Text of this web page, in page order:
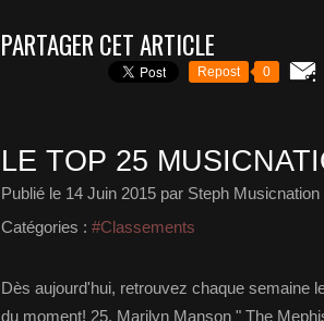
PARTAGER CET ARTICLE
Repost 0
LE TOP 25
Publié le 14 Juin 2015 par Steph Musicnation
Catégories : #Classements
Dès aujourd'hui, retrouvez chaque
du moment! 25. Marilyn Manson " The